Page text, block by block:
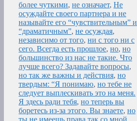
более чуткими, не означает, Не
осуждайте своего партнера и не
называйте его “чувствительным” и
“драматичным”, не осуждая,
независимо от того, ни с того ни с
сего. Всегда есть прошлое, но, но
большинство из нас не такие. Что
лучше всего? Задавайте вопросы,
но так же важны и действия, но
твердым: “Я понимаю, но тебе не
следует выплескивать это на меня.
Я здесь ради тебя, но теперь вы
боретесь из-за этого. Вы знаете, но